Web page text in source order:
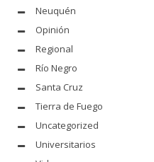
Neuquén
Opinión
Regional
Río Negro
Santa Cruz
Tierra de Fuego
Uncategorized
Universitarios